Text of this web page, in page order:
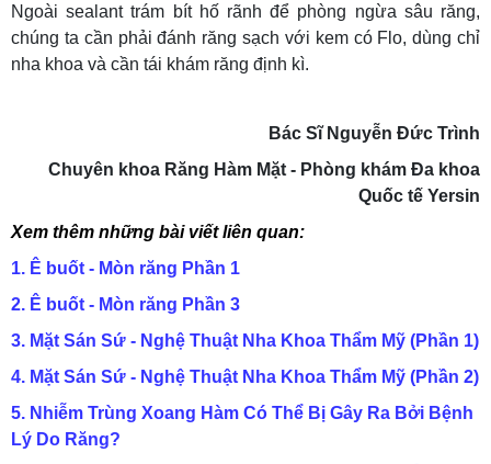
Ngoài sealant trám bít hố rãnh để phòng ngừa sâu răng,
chúng ta cần phải đánh răng sạch với kem có Flo, dùng chỉ
nha khoa và cần tái khám răng định kì.
Bác Sĩ Nguyễn Đức Trình
Chuyên khoa Răng Hàm Mặt - Phòng khám Đa khoa
Quốc tế Yersin
Xem thêm những bài viết liên quan:
1. Ê buốt - Mòn răng Phần 1
2. Ê buốt - Mòn răng Phần 3
3. Mặt Sán Sứ - Nghệ Thuật Nha Khoa Thẩm Mỹ (Phần 1)
4. Mặt Sán Sứ - Nghệ Thuật Nha Khoa Thẩm Mỹ (Phần 2)
5. Nhiễm Trùng Xoang Hàm Có Thể Bị Gây Ra Bởi Bệnh
Lý Do Răng?